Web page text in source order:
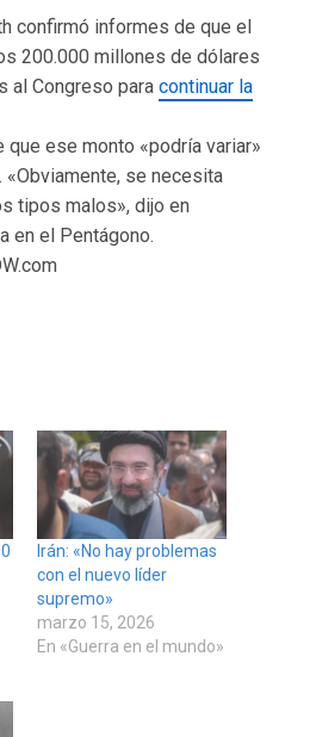
confirmó informes de que el
200.000 millones de dólares
al Congreso para continuar la
ese monto «podría variar»
se necesita
tipos malos», dijo en
en el Pentágono.
Irán: «No hay problemas
con el nuevo líder
supremo»
marzo 15, 2026
En «Guerra en el mundo»